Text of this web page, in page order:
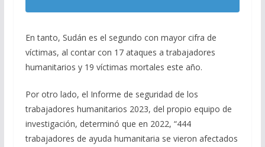
En tanto, Sudán es el segundo con mayor cifra de
víctimas, al contar con 17 ataques a trabajadores
humanitarios y 19 víctimas mortales este año.
Por otro lado, el Informe de seguridad de los
trabajadores humanitarios 2023, del propio equipo de
investigación, determinó que en 2022, “444
trabajadores de ayuda humanitaria se vieron afectados